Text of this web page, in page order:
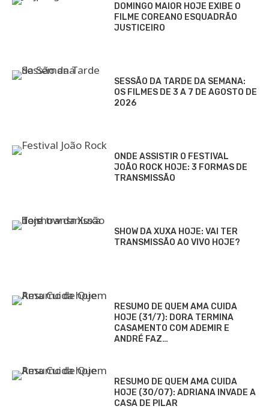
DOMINGO MAIOR HOJE EXIBE O
FILME COREANO ESQUADRÃO
JUSTICEIRO
SESSÃO DA TARDE DA SEMANA:
OS FILMES DE 3 A 7 DE AGOSTO DE
2026
ONDE ASSISTIR O FESTIVAL
JOÃO ROCK HOJE: 3 FORMAS DE
TRANSMISSÃO
SHOW DA XUXA HOJE: VAI TER
TRANSMISSÃO AO VIVO HOJE?
RESUMO DE QUEM AMA CUIDA
HOJE (31/7): DORA TERMINA
CASAMENTO COM ADEMIR E
ANDRÉ FAZ…
RESUMO DE QUEM AMA CUIDA
HOJE (30/07): ADRIANA INVADE A
CASA DE PILAR